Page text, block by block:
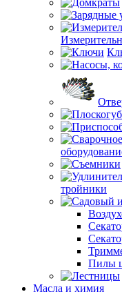
тройники
Пилы
Масла и химия